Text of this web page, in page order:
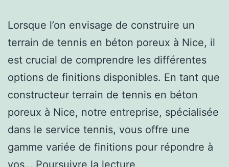
Lorsque l’on envisage de construire un
terrain de tennis en béton poreux à Nice, il
est crucial de comprendre les différentes
options de finitions disponibles. En tant que
constructeur terrain de tennis en béton
poreux à Nice, notre entreprise, spécialisée
dans le service tennis, vous offre une
gamme variée de finitions pour répondre à
vos… Poursuivre la lecture